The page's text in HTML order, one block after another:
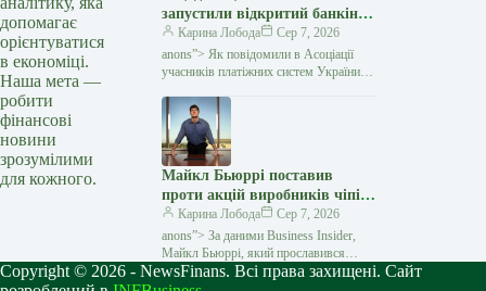
допомагає
орієнтуватися
в економіці.
Наша мета —
робити
фінансові
новини
зрозумілими
для кожного.
запустили відкритий банкінг:
що змінилося для клієнтів —
Мінфін
Карина Лобода
Сер 7, 2026
anons”> Як повідомили в Асоціації
учасників платіжних систем України
Ощадбанк офіційно приєдналися
до екосистеми відкритого банкінгу
Майкл Бьюррі поставив
проти акцій виробників чіпів
і знов отримав перемогу —
Мінфін
Карина Лобода
Сер 7, 2026
anons”> За даними Business Insider,
Майкл Бьюррі, який прославився
ставкою проти іпотечного ринку США
у 2008 році, повторив свій тріумф.
Copyright © 2026 - NewsFinans. Всі права захищені. Сайт